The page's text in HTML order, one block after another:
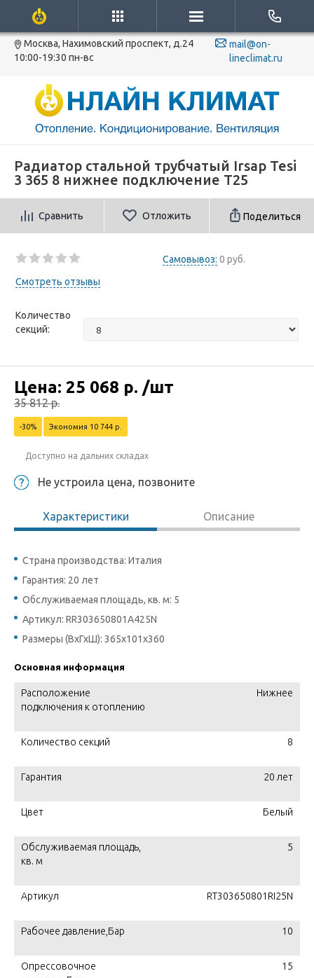
Москва, Нахимовский проспект, д.24
10:00-19:30 пн-вс
mail@on-
lineclimat.ru
Радиатор стальной трубчатый Irsap Tesi
3 365 8 нижнее подключение T25
Сравнить Отложить Поделиться
Самовывоз: 0 руб.
Смотреть отзывы
Количество
секций:
Цена: 25 068 р. /шт
35 812р.
-30% Экономия 10 744 р.
Доступно на дальних складах
Не устроила цена, позвоните
Характеристики Описание
Страна производства: Италия
Гарантия: 20 лет
Обслуживаемая площадь, кв. м: 5
Артикул: RR303650801A425N
Размеры (ВхГхШ): 365х101х360
Основная информация
Расположение
подключения к отоплению
Нижнее
Количество секций 8
Гарантия 20 лет
Цвет Белый
Обслуживаемая площадь,
кв. м
5
Артикул RT303650801RI25N
Рабочее давление,Бар 10
Опрессовочное
15